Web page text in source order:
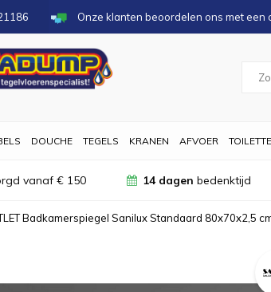
Onze klanten beoordelen ons met een
DOUCHE TEGELS KRANEN AFVOER
vanaf € 150 14 dagen bedenktijd
Badkamerspiegel Sanilux Standaard 80x70x2,5